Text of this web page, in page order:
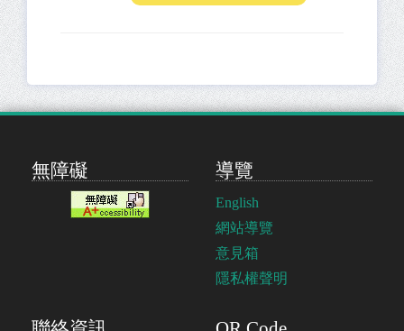
無障礙 導覽
English
網站導覽
意見箱
隱私權聲明